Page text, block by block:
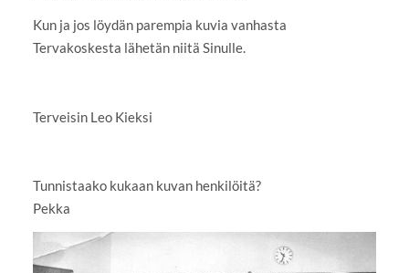
Kun ja jos löydän parempia kuvia vanhasta
Tervakoskesta lähetän niitä Sinulle.
Terveisin Leo Kieksi
Tunnistaako kukaan kuvan henkilöitä?
Pekka